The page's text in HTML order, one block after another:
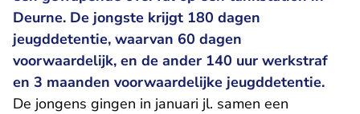
Deurne. De jongste krijgt 180 dagen
jeugddetentie, waarvan 60 dagen
voorwaardelijk, en de ander 140 uur werkstraf
en 3 maanden voorwaardelijke jeugddetentie.
De jongens gingen in januari jl. samen een